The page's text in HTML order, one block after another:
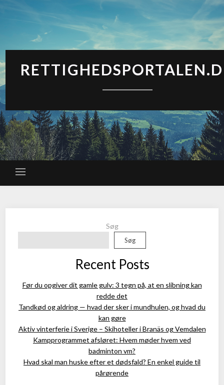
Søg
Søg
Recent Posts
Før du opgiver dit gamle gulv: 3 tegn på, at en slibning kan
redde det
Tandkød og aldring — hvad der sker i mundhulen, og hvad du
kan gøre
Aktiv vinterferie i Sverige – Skihoteller i Branäs og Vemdalen
Kampprogrammet afsløret: Hvem møder hvem ved
badminton vm?
Hvad skal man huske efter et dødsfald? En enkel guide til
pårørende